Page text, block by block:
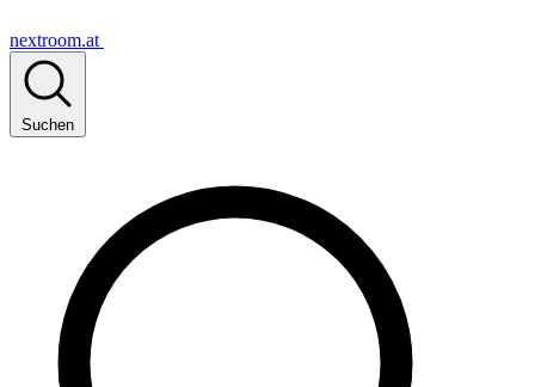
nextroom.at
Suchen